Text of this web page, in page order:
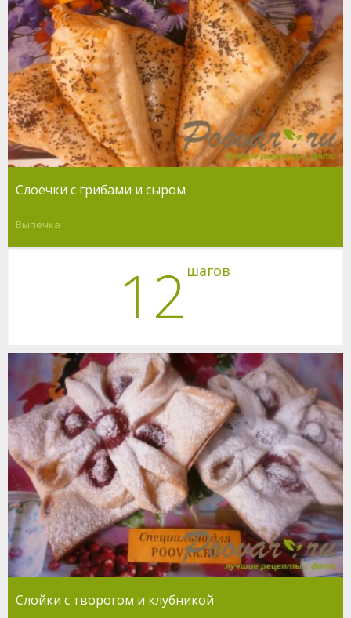
Слоечки с грибами и сыром
Выпечка
12 шагов
Слойки с творогом и клубникой